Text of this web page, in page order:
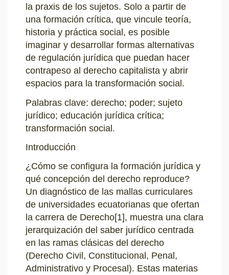
la praxis de los sujetos. Solo a partir de
una formación crítica, que vincule teoría,
historia y práctica social, es posible
imaginar y desarrollar formas alternativas
de regulación jurídica que puedan hacer
contrapeso al derecho capitalista y abrir
espacios para la transformación social.
Palabras clave: derecho; poder; sujeto
jurídico; educación jurídica crítica;
transformación social.
Introducción
¿Cómo se configura la formación jurídica y
qué concepción del derecho reproduce?
Un diagnóstico de las mallas curriculares
de universidades ecuatorianas que ofertan
la carrera de Derecho[1], muestra una clara
jerarquización del saber jurídico centrada
en las ramas clásicas del derecho
(Derecho Civil, Constitucional, Penal,
Administrativo y Procesal). Estas materias